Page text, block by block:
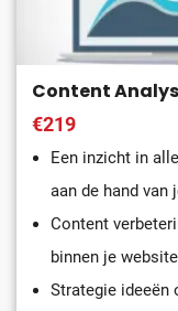
Content
€219
Een inzicht in
aan de hand van
Content
binnen je
Strategie ideeën